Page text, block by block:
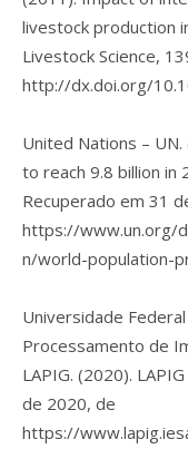
livestock production
Livestock Science,
http://dx.doi.org/
United Nations – UN.
to reach 9.8 billion in
Recuperado em 31
https://www.un.org/
n/world-population-
Universidade
Processamento de
LAPIG. (2020). LAPIG
de 2020, de
https://